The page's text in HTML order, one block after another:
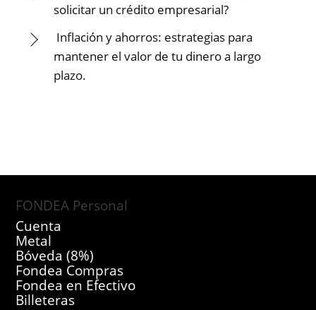
solicitar un crédito empresarial?
Inflación y ahorros: estrategias para
mantener el valor de tu dinero a largo
plazo.
FONDEA Personal
Cuenta
Metal
Bóveda (8%)
Fondea Compras
Fondea en Efectivo
Billeteras